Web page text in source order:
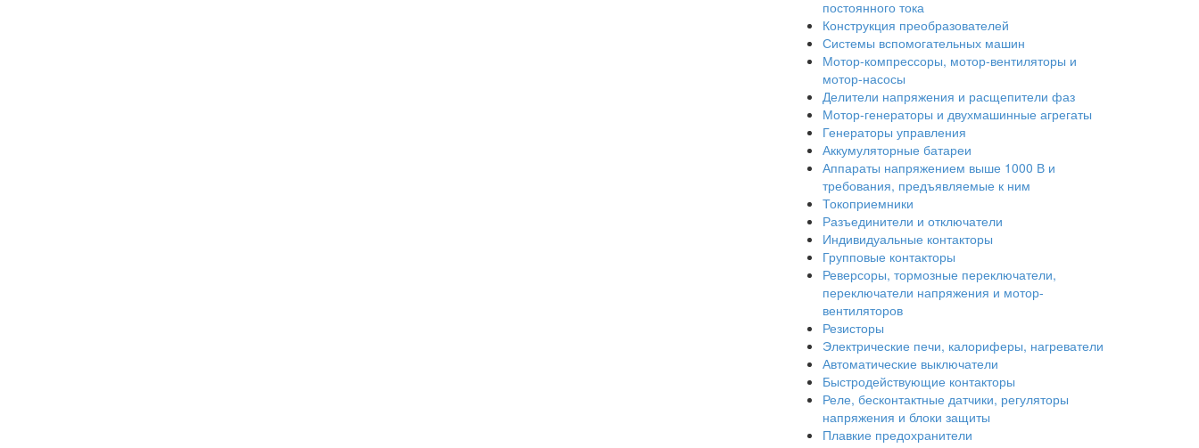
постоянного тока
Конструкция преобразователей
Системы вспомогательных машин
Мотор-компрессоры, мотор-вентиляторы и
мотор-насосы
Делители напряжения и расщепители фаз
Мотор-генераторы и двухмашинные агрегаты
Генераторы управления
Аккумуляторные батареи
Аппараты напряжением выше 1000 В и
требования, предъявляемые к ним
Токоприемники
Разъединители и отключатели
Индивидуальные контакторы
Групповые контакторы
Реверсоры, тормозные переключатели,
переключатели напряжения и мотор-
вентиляторов
Резисторы
Электрические печи, калориферы, нагреватели
Автоматические выключатели
Быстродействующие контакторы
Реле, бесконтактные датчики, регуляторы
напряжения и блоки защиты
Плавкие предохранители